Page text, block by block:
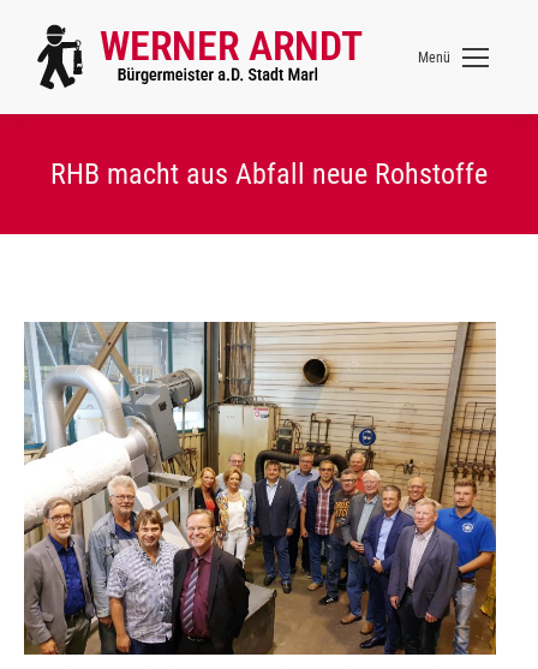
Menü
RHB macht aus Abfall neue Rohstoffe